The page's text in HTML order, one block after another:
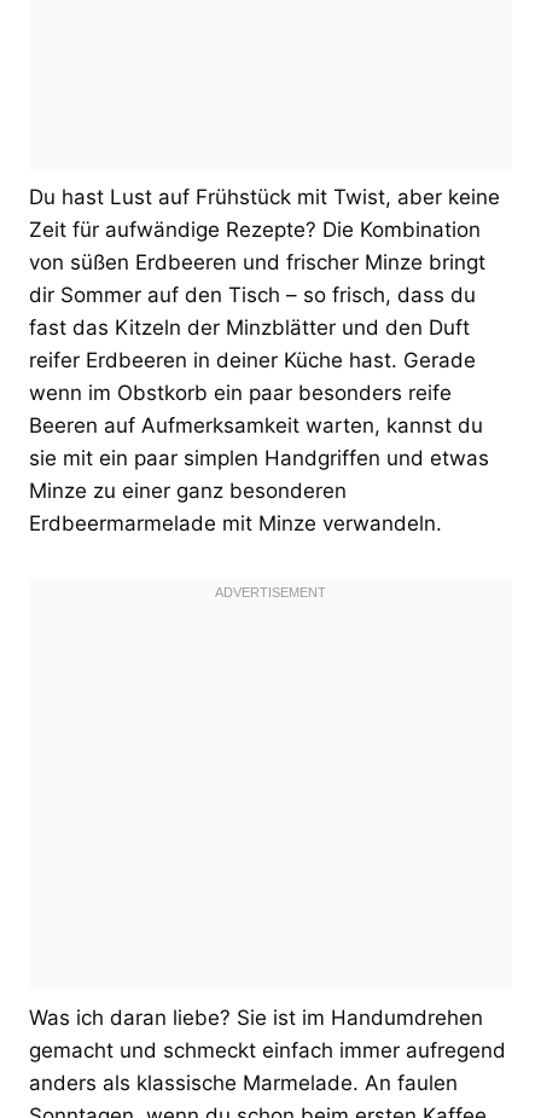
Du hast Lust auf Frühstück mit Twist, aber keine
Zeit für aufwändige Rezepte? Die Kombination
von süßen Erdbeeren und frischer Minze bringt
dir Sommer auf den Tisch – so frisch, dass du
fast das Kitzeln der Minzblätter und den Duft
reifer Erdbeeren in deiner Küche hast. Gerade
wenn im Obstkorb ein paar besonders reife
Beeren auf Aufmerksamkeit warten, kannst du
sie mit ein paar simplen Handgriffen und etwas
Minze zu einer ganz besonderen
Erdbeermarmelade mit Minze verwandeln.
Was ich daran liebe? Sie ist im Handumdrehen
gemacht und schmeckt einfach immer aufregend
anders als klassische Marmelade. An faulen